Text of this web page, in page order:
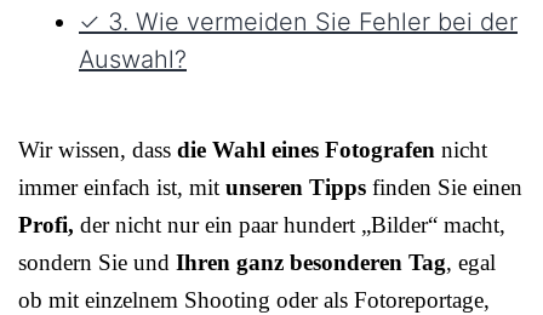
✓ 3. Wie vermeiden Sie Fehler bei der
Auswahl?
Wir wissen, dass die Wahl eines Fotografen nicht
immer einfach ist, mit unseren Tipps finden Sie einen
Profi, der nicht nur ein paar hundert „Bilder“ macht,
sondern Sie und Ihren ganz besonderen Tag, egal
ob mit einzelnem Shooting oder als Fotoreportage,